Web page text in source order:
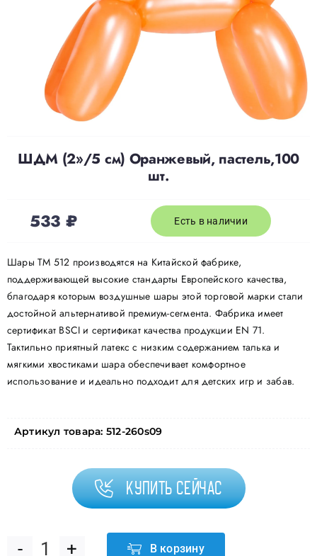
Отзывы
Контакты
ШДМ (2»/5 см) Оранжевый, пастель,100
шт.
533₽ Есть в наличии
Шары ТМ 512 производятся на Китайской фабрике,
поддерживающей высокие стандарты Европейского качества,
благодаря которым воздушные шары этой торговой марки стали
достойной альтернативой премиум-сегмента. Фабрика имеет
сертификат BSCI и сертификат качества продукции EN 71.
Тактильно приятный латекс с низким содержанием талька и
мягкими хвостиками шара обеспечивает комфортное
использование и идеально подходит для детских игр и забав.
Артикул товара: 512-260s09
Купить сейчас
В корзину